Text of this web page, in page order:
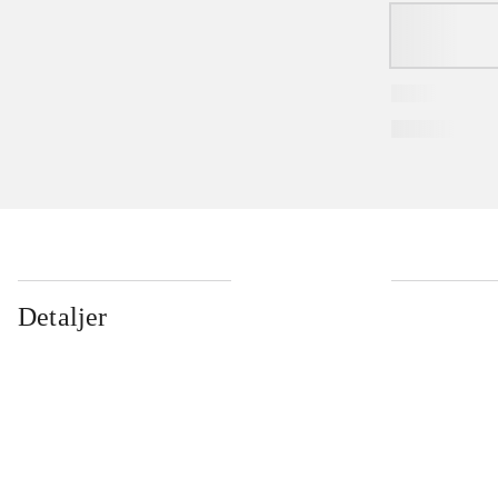
Detaljer